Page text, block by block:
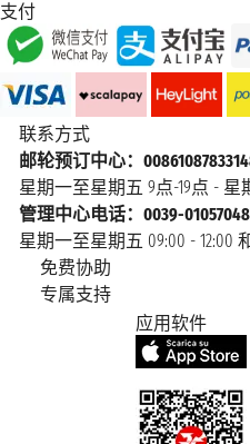
支付
联系方式
邮轮预订中心：
星期一至星期五 9点-19点 - 星
管理中心电话：0039-
星期一至星期五 09:00 - 12:00 和
免费协助
专属支持
应用软件